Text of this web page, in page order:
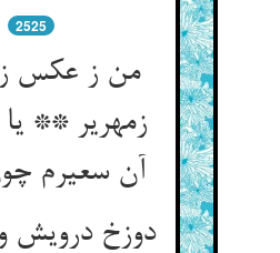
2525
من ز عکس
زمهریر **
آن سعیرم
دوزخ درویش